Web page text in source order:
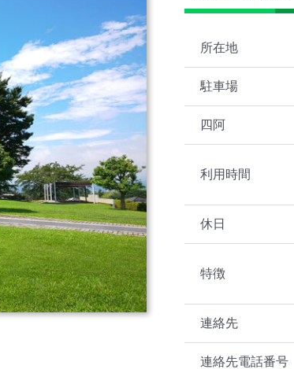
所在地
駐車場
四阿
利用時間
休日
特徴
連絡先
連絡先電話番号